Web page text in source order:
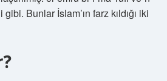
Bunlar İslam’ın farz kıldığı iki